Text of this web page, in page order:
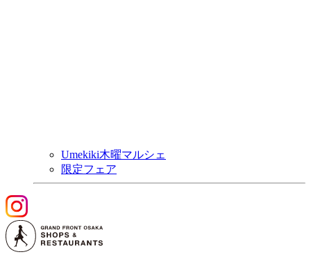
Umekiki木曜マルシェ
限定フェア